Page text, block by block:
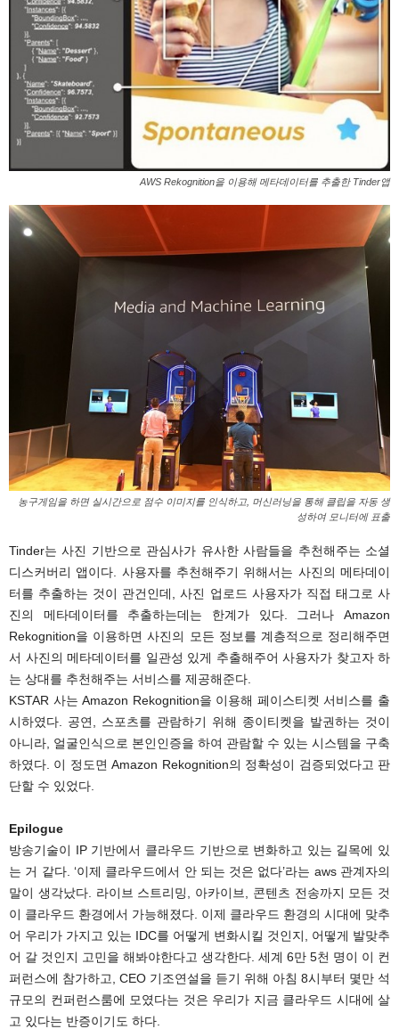
AWS Rekognition을 이용해 메타데이터를 추출한 Tinder앱
농구게임을 하면 실시간으로 점수 이미지를 인식하고, 머신러닝을 통해 클립을 자동 생
성하여 모니터에 표출
Tinder는 사진 기반으로 관심사가 유사한 사람들을 추천해주는 소셜
디스커버리 앱이다. 사용자를 추천해주기 위해서는 사진의 메타데이
터를 추출하는 것이 관건인데, 사진 업로드 사용자가 직접 태그로 사
진의 메타데이터를 추출하는데는 한계가 있다. 그러나 Amazon
Rekognition을 이용하면 사진의 모든 정보를 계층적으로 정리해주면
서 사진의 메타데이터를 일관성 있게 추출해주어 사용자가 찾고자 하
는 상대를 추천해주는 서비스를 제공해준다.
KSTAR 사는 Amazon Rekognition을 이용해 페이스티켓 서비스를 출
시하였다. 공연, 스포츠를 관람하기 위해 종이티켓을 발권하는 것이
아니라, 얼굴인식으로 본인인증을 하여 관람할 수 있는 시스템을 구축
하였다. 이 정도면 Amazon Rekognition의 정확성이 검증되었다고 판
단할 수 있었다.
Epilogue
방송기술이 IP 기반에서 클라우드 기반으로 변화하고 있는 길목에 있
는 거 같다. ‘이제 클라우드에서 안 되는 것은 없다’라는 aws 관계자의
말이 생각났다. 라이브 스트리밍, 아카이브, 콘텐츠 전송까지 모든 것
이 클라우드 환경에서 가능해졌다. 이제 클라우드 환경의 시대에 맞추
어 우리가 가지고 있는 IDC를 어떻게 변화시킬 것인지, 어떻게 발맞추
어 갈 것인지 고민을 해봐야한다고 생각한다. 세계 6만 5천 명이 이 컨
퍼런스에 참가하고, CEO 기조연설을 듣기 위해 아침 8시부터 몇만 석
규모의 컨퍼런스룸에 모였다는 것은 우리가 지금 클라우드 시대에 살
고 있다는 반증이기도 하다.